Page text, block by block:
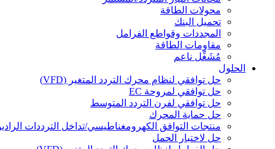
محولات الطاقة
تحميل البنك
المجددات وقواطع الفرامل
مقاومات الطاقة
مُشَغِّل ناعم
الحلول
حل توافقي لنظام محرك التردد المتغير (VFD)
حل توافقي لمروحة EC
حل توافقي لفرن التردد المتوسط
حل حماية المحرك
منتجات التوافق الكهرومغناطيسي/تداخل الترددات
حل لاختبار الحمل